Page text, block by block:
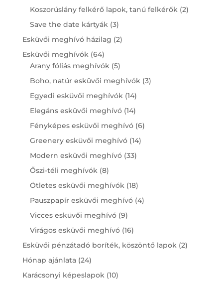
products
Koszorúslány felkérő lapok, tanú felkérők 22
Save the date kártyák 33
products
Esküvői meghívó házilag 22
Esküvői meghívók 6464
products
Arany fóliás meghívók 55
products
Boho, natúr esküvői meghívók 33
Egyedi esküvői meghívók 1414
products
Elegáns esküvői meghívó 1414
products
Fényképes esküvői meghívó 66
Greenery esküvői meghívó 1414
Modern esküvői meghívó 3333
Őszi-téli meghívók 88
products
Ötletes esküvői meghívók 1818
products
Pauszpapír esküvői meghívó 44
Vicces esküvői meghívó 99
products
Virágos esküvői meghívó 1616
products
Esküvői pénzátadó boríték, köszöntő lapok 22
Hónap ajánlata 2424
products
Karácsonyi képeslapok 1010